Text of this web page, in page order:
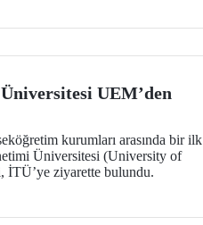
UEM’den
kurumları arasında bir ilk
Üniversitesi (University of
İTÜ’ye ziyarette bulundu.